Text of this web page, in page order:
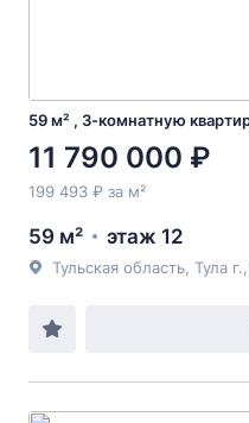
59 м² , 3-комнатную
11 790 000 ₽
199 493 ₽ за м²
59 м² этаж 12
Тульская область, Тула